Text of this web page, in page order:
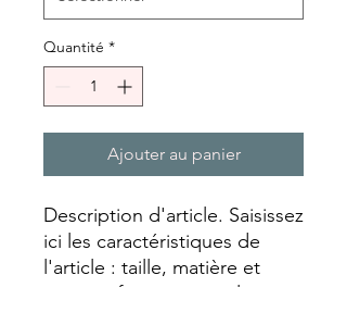
Quantité *
Ajouter au panier
Description d'article. Saisissez
ici les caractéristiques de
l'article : taille, matière et
autres informations utiles.